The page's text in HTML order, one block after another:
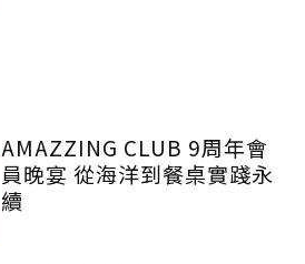
AMAZZING CLUB 9周年會
員晚宴 從海洋到餐桌實踐永
續